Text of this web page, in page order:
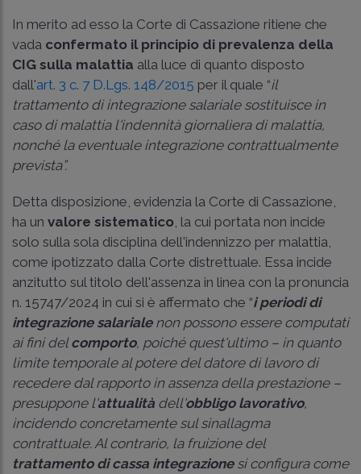
In merito ad esso la Corte di Cassazione ritiene che
vada confermato il principio di prevalenza della
CIG sulla malattia alla luce di quanto disposto
dall'art. 3 c. 7 D.Lgs. 148/2015 per il quale “il
trattamento di integrazione salariale sostituisce in
caso di malattia l'indennità giornaliera di malattia,
nonché la eventuale integrazione contrattualmente
prevista”.
Detta disposizione, evidenzia la Corte di Cassazione,
ha un valore sistematico , la cui portata non incide
solo sulla sola disciplina dell'indennizzo per malattia,
come ipotizzato dalla Corte distrettuale. Essa incide
anzitutto sul titolo dell'assenza in linea con la pronuncia
n. 15747/2024 in cui si è affermato che “i periodi di
integrazione salariale non possono essere computati
ai fini delcomporto, poiché quest'ultimo – in quanto
limite temporale al potere del datore di lavoro di
recedere dal rapporto in assenza della prestazione –
presuppone l'attualità dell'obbligo lavorativo,
incidendo concretamente sul sinallagma
contrattuale. Al contrario, la fruizione del
trattamento di cassa integrazionesi configura come